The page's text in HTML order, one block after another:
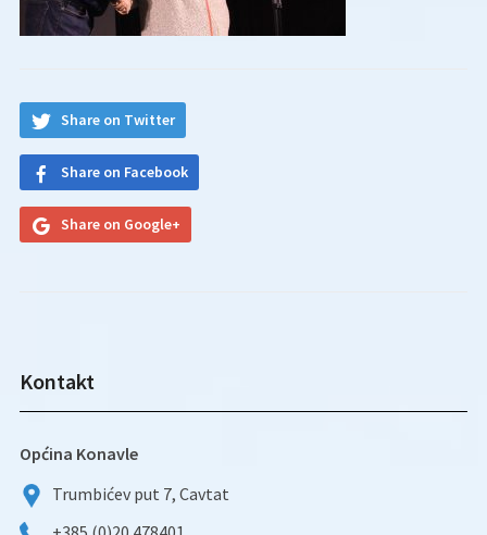
Share on Twitter
Share on Facebook
Share on Google+
Kontakt
Općina Konavle
Trumbićev put 7, Cavtat